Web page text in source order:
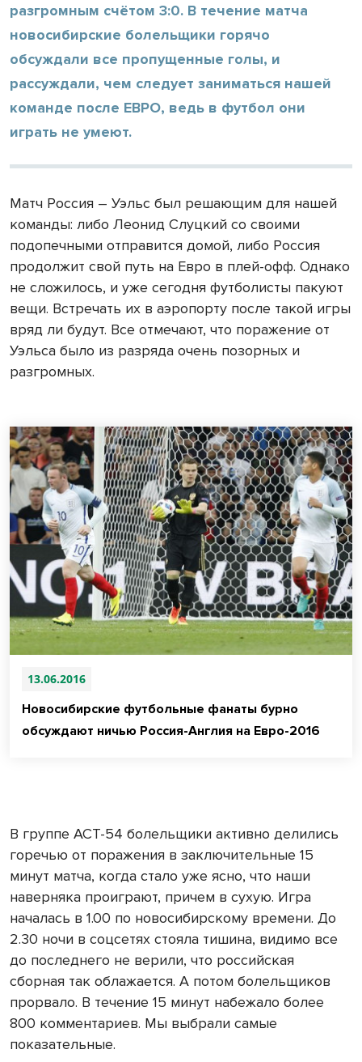
разгромным счётом 3:0. В течение матча
новосибирские болельщики горячо
обсуждали все пропущенные голы, и
рассуждали, чем следует заниматься нашей
команде после ЕВРО, ведь в футбол они
играть не умеют.
Матч Россия – Уэльс был решающим для нашей
команды: либо Леонид Слуцкий со своими
подопечными отправится домой, либо Россия
продолжит свой путь на Евро в плей-офф. Однако
не сложилось, и уже сегодня футболисты пакуют
вещи. Встречать их в аэропорту после такой игры
вряд ли будут. Все отмечают, что поражение от
Уэльса было из разряда очень позорных и
разгромных.
13.06.2016
Новосибирские футбольные фанаты бурно
обсуждают ничью Россия-Англия на Евро-2016
В группе АСТ-54 болельщики активно делились
горечью от поражения в заключительные 15
минут матча, когда стало уже ясно, что наши
наверняка проиграют, причем в сухую. Игра
началась в 1.00 по новосибирскому времени. До
2.30 ночи в соцсетях стояла тишина, видимо все
до последнего не верили, что российская
сборная так облажается. А потом болельщиков
прорвало. В течение 15 минут набежало более
800 комментариев. Мы выбрали самые
показательные.